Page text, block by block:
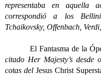
representaba en aquella
correspondió a los
Tchaikovsky, Offenbach,
El Fantasma de la
citado Her Majesty’s desde
cotas del Jesus Christ